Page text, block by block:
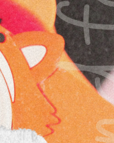
o peso do
memorável. A
suas estufas e